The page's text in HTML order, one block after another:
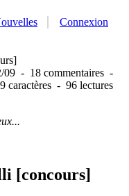
Connexion
09 - 18 commentaires -
caractères - 96 lectures
[concours]